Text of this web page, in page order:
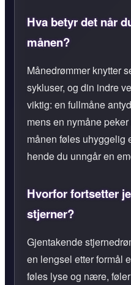
Hva betyr det når
månen?
Månedrømmer knytter
sykluser, og din indre
viktig: en fullmåne
mens en nymåne
månen føles uhyggelig
hende du unngår en
Hvorfor fortsetter
stjerner?
Gjentakende
en lengsel etter formål
føles lyse og nære,